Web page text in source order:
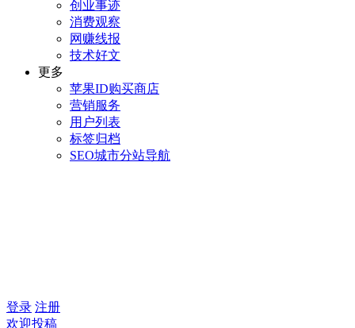
创业事迹
消费观察
网赚线报
技术好文
更多
苹果ID购买商店
营销服务
用户列表
标签归档
SEO城市分站导航
登录 注册
欢迎投稿